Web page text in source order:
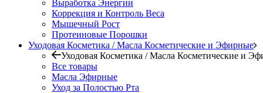
Выработка Энергии
Коррекция и Контроль Веса
Мышечный Рост
Протеиновые Порошки
Уходовая Косметика / Масла Косметические и Эфирные
Уходовая Косметика / Масла Косметические и
Все товары
Масла Эфирные
Уход за Полостью Рта